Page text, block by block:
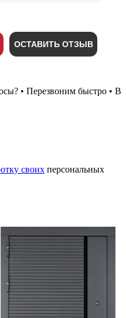
ОСТАВИТЬ ОТЗЫВ
• Перезвоним быстро • В
своих персональных